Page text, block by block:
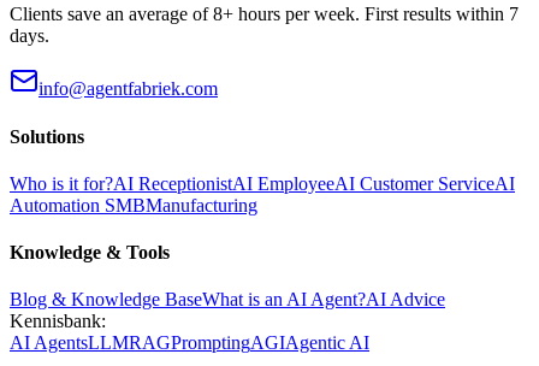
Clients save an average of 8+ hours per week. First results within 7
days.
info@agentfabriek.com
Solutions
Who is it for?AI ReceptionistAI EmployeeAI Customer ServiceAI
Automation SMBManufacturing
Knowledge & Tools
Blog & Knowledge BaseWhat is an AI Agent?AI Advice
Kennisbank:
AI AgentsLLMRAGPromptingAGIAgentic AI